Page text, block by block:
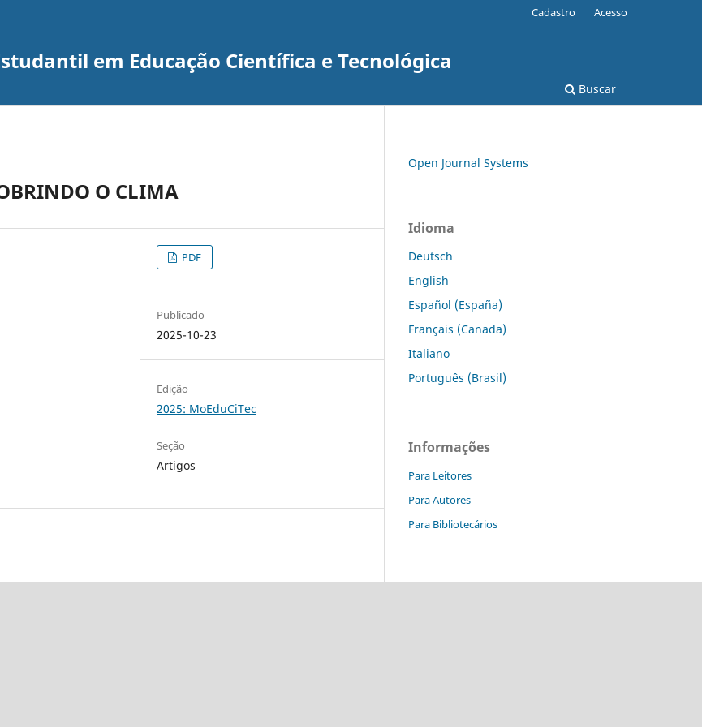
em Educação Científica e Tecnológica
Buscar
Cadastro Acesso
O CLIMA
PDF
Publicado
2025-10-23
Edição
2025: MoEduCiTec
Seção
Artigos
Open Journal Systems
Idioma
Deutsch
English
Español (España)
Français (Canada)
Italiano
Português (Brasil)
Informações
Para Leitores
Para Autores
Para Bibliotecários